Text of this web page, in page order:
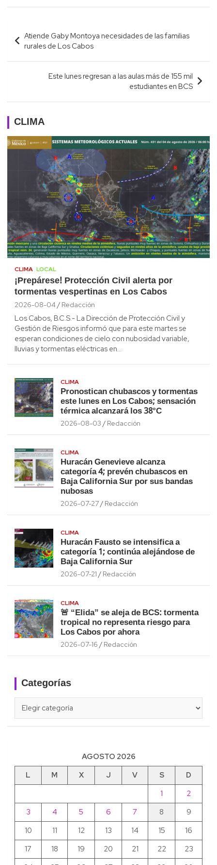
Navegación
de
entradas
Atiende Gaby Montoya necesidades de las familias
rurales de Los Cabos
Este lunes regresan a las aulas más de 155 mil
estudiantes en BCS
CLIMA
CLIMA LOCAL
¡Prepárese! Protección Civil alerta por
tormentas vespertinas en Los Cabos
2026-08-04 Redacción
Los Cabos, B.C.S.- La Dirección de Protección Civil y
Gestión de Riesgos informó que para este martes se
esperan condiciones de cielo con nubosidad variable,
lluvias y tormentas eléctricas en…
CLIMA
Pronostican chubascos y tormentas
este lunes en Los Cabos; sensación
térmica alcanzará los 38°C
2026-08-03 Redacción
CLIMA
Huracán Genevieve alcanza
categoría 4; prevén chubascos en
Baja California Sur por sus bandas
nubosas
2026-07-27 Redacción
CLIMA
Huracán Fausto se intensifica a
categoría 1; continúa alejándose de
Baja California Sur
2026-07-21 Redacción
CLIMA
🚨 “Elida” se aleja de BCS: tormenta
tropical no representa riesgo para
Los Cabos por ahora
2026-07-16 Redacción
Categorías
AGOSTO 2026
L
M X J V S
D
1
2
3
4 5 6 7 8
9
10
11 12 13 14 15
16
17
18 19 20 21 22
23